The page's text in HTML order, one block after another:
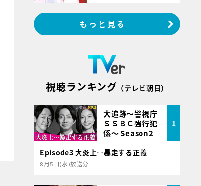
スキボタン
もっと見る
視聴ランキング （テレビ朝日）
大追跡～警視庁
ＳＳＢＣ強行犯
係～ Season2
1
Episode3 大炎上…暴走する正義
8月5日(水)放送分